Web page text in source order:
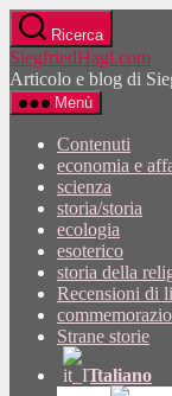
Vai
al
contenuto
Ricerca
SiegfriedHagl.com
Articolo e blog di
Menù
Contenuti
economia e
scienza
storia/storia
ecologia
esoterico
storia della
Recensioni di
Strane storie
Italiano